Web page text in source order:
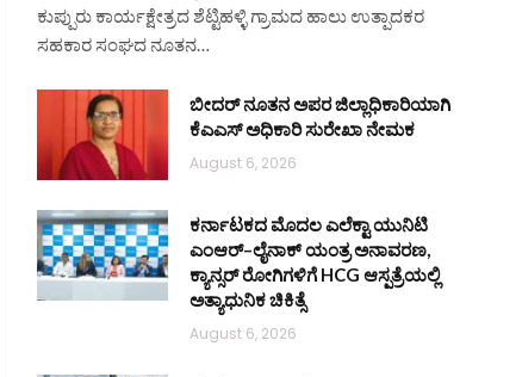
ಕುಪ್ಪುರು ಕಾರ್ಯಕ್ಷೇತ್ರದ ಶೆಟ್ಟಿಹಳ್ಳಿ ಗ್ರಾಮದ ಹಾಲು ಉತ್ಪಾದಕರ
ಸಹಕಾರ ಸಂಘದ ನೂತನ…
ಬೀದರ್ ನೂತನ ಅಪರ ಜಿಲ್ಲಾಧಿಕಾರಿಯಾಗಿ
ಕೆಎಎಸ್ ಅಧಿಕಾರಿ ಸುರೇಖಾ ನೇಮಕ
August 6, 2026
ಕರ್ನಾಟಕದ ಮೊದಲ ಎಲೆಕ್ಟಾ ಯುನಿಟಿ
ಎಂಆರ್–ಲೈನಾಕ್ ಯಂತ್ರ ಅನಾವರಣ,
ಕ್ಯಾನ್ಸರ್ ರೋಗಿಗಳಿಗೆ HCG ಆಸ್ಪತ್ರೆಯಲ್ಲಿ
ಅತ್ಯಾಧುನಿಕ ಚಿಕಿತ್ಸೆ
August 6, 2026